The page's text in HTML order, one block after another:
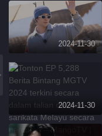
2024-11-30
2024-11-30